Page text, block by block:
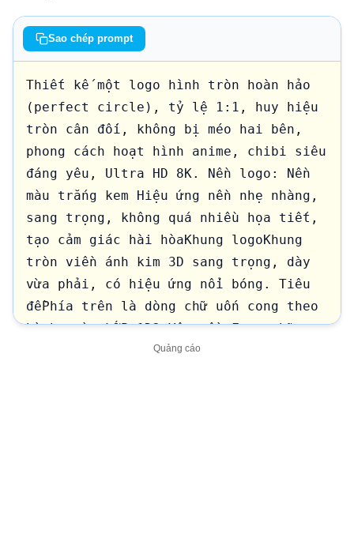
Sao chép prompt
Thiết kế một logo hình tròn hoàn hảo
(perfect circle), tỷ lệ 1:1, huy hiệu
tròn cân đối, không bị méo hai bên,
phong cách hoạt hình anime, chibi siêu
đáng yêu, Ultra HD 8K. Nền logo: Nền
màu trắng kem Hiệu ứng nền nhẹ nhàng,
sang trọng, không quá nhiều họa tiết,
tạo cảm giác hài hòaKhung logoKhung
tròn viền ánh kim 3D sang trọng, dày
vừa phải, có hiệu ứng nổi bóng. Tiêu
đềPhía trên là dòng chữ uốn cong theo
hình tròn:LỚP 1D2 Yêu cầu:Font chữ
bong bóng 3D cao cấp.Chữ nổi rõ.Không